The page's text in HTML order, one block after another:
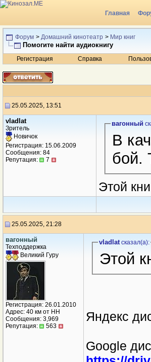
Главная
Радио
Форум > Домашний кинотеатр > Мир книг
Помогите найти аудиокнигу
Регистрация Справка
25.05.2025, 13:51
vladlat
Зритель
Новичок
Регистрация: 15.06.2009
Сообщения: 84
Репутация:
7
вагонный
В
бой.
Этой
25.05.2025, 21:28
вагонный
Техподдержка
Великий Гуру
Регистрация: 26.01.2010
Адрес: 40 км от НН
Сообщения: 3,969
Репутация:
563
vladlatсказал(a):
Этой
Яндекс
Google